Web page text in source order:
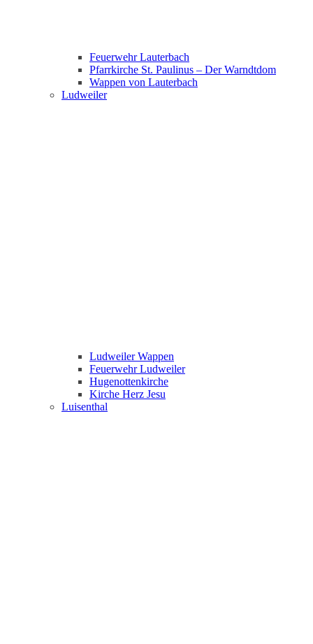
Feuerwehr Lauterbach
Pfarrkirche St. Paulinus – Der Warndtdom
Wappen von Lauterbach
Ludweiler
Ludweiler Wappen
Feuerwehr Ludweiler
Hugenottenkirche
Kirche Herz Jesu
Luisenthal